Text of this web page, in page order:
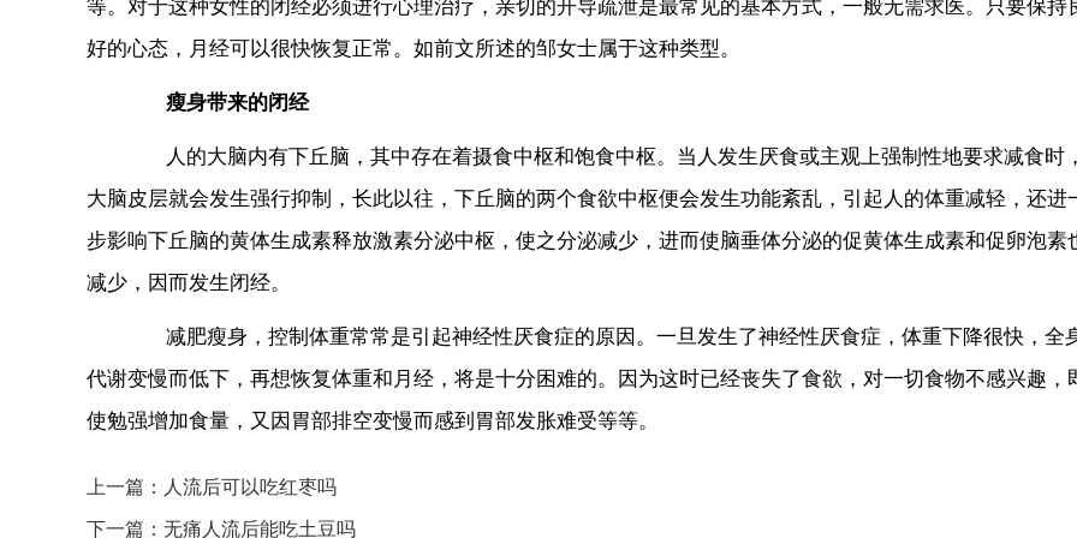
等。对于这种女性的闭经必须进行心理治疗，亲切的开导疏泄是最常见的基本方式，一般无需求医。只要保持
好的心态，月经可以很快恢复正常。如前文所述的邹女士属于这种类型。
瘦身带来的闭经
人的大脑内有下丘脑，其中存在着摄食中枢和饱食中枢。当人发生厌食或主观上强制性地要求减食时，
大脑皮层就会发生强行抑制，长此以往，下丘脑的两个食欲中枢便会发生功能紊乱，引起人的体重减轻，还进
步影响下丘脑的黄体生成素释放激素分泌中枢，使之分泌减少，进而使脑垂体分泌的促黄体生成素和促卵泡素
减少，因而发生闭经。
减肥瘦身，控制体重常常是引起神经性厌食症的原因。一旦发生了神经性厌食症，体重下降很快，全
代谢变慢而低下，再想恢复体重和月经，将是十分困难的。因为这时已经丧失了食欲，对一切食物不感兴趣，
使勉强增加食量，又因胃部排空变慢而感到胃部发胀难受等等。
上一篇： 人流后可以吃红枣吗
下一篇： 无痛人流后能吃土豆吗